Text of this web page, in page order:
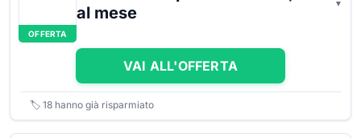
OFFERTA
al mese
VAI ALL'OFFERTA
🏷️ 18 hanno già risparmiato